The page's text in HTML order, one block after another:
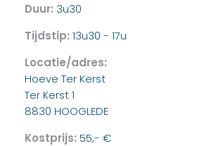
Duur: 3u30
Tijdstip: 13u30 - 17u
Locatie/adres:
Hoeve Ter Kerst
Ter Kerst 1
8830 HOOGLEDE
Kostprijs: 55,- €